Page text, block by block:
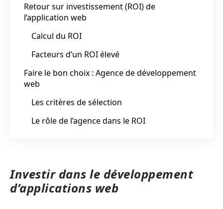
Retour sur investissement (ROI) de
l’application web
Calcul du ROI
Facteurs d’un ROI élevé
Faire le bon choix : Agence de développement
web
Les critères de sélection
Le rôle de l’agence dans le ROI
Investir dans le développement
d’applications web